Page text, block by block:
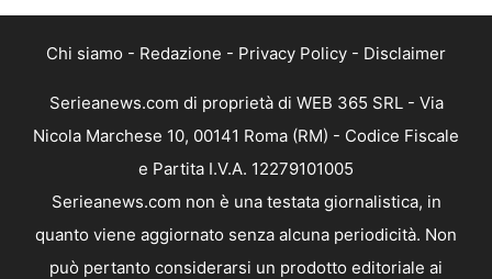
Chi siamo - Redazione - Privacy Policy - Disclaimer
Serieanews.com di proprietà di WEB 365 SRL - Via
Nicola Marchese 10, 00141 Roma (RM) - Codice Fiscale
e Partita I.V.A. 12279101005
Serieanews.com non è una testata giornalistica, in
quanto viene aggiornato senza alcuna periodicità. Non
può pertanto considerarsi un prodotto editoriale ai